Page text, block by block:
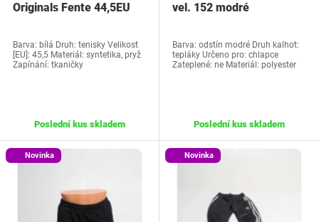
Originals Fente 44,5EU
Barva: bílá Druh: tenisky Velikost
[EU]: 45,5 Materiál: syntetika, pryž
Zapínání: tkaničky
Poslední kus skladem
vel. 152 modré
Barva: odstín modré Druh kalhot:
tepláky Určeno pro: chlapce
Zateplené: ne Materiál: polyester
Poslední kus skladem
Novinka Novinka